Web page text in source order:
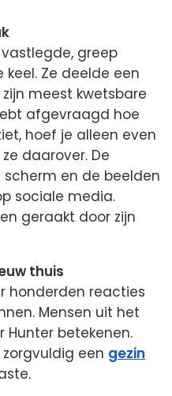
vastlegde, greep
Ze deelde een
meest kwetsbare
afgevraagd hoe
hoef je alleen even
daarover. De
en de beelden
sociale media.
geraakt door zijn
thuis
honderden reacties
Mensen uit het
Hunter betekenen.
een gezin